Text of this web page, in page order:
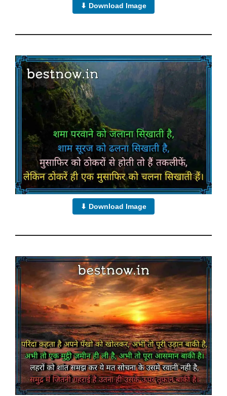
⬇ Download Image
⬇ Download Image